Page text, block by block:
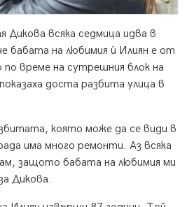
всяка седмица идва в
бабата на любимия ѝ Илиян е от
време на сутрешния блок на
доста разбита улица в
която може да се види в
има много ремонти. Аз всяка
защото бабата на любимия ми
Дикова.